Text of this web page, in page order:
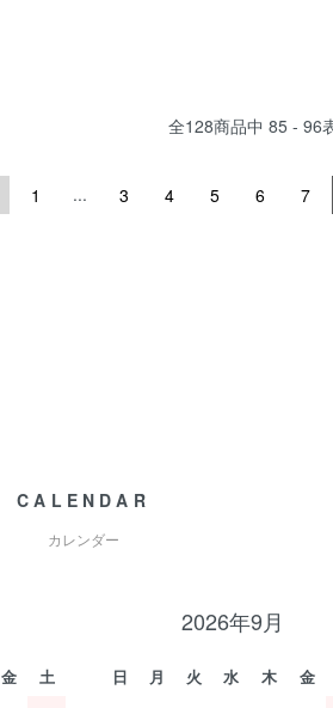
全128商品中 85 - 96
1 ... 3 4 5 6 7
CALENDAR
カレンダー
金
土
2026年9月
日 月 火 水 木 金